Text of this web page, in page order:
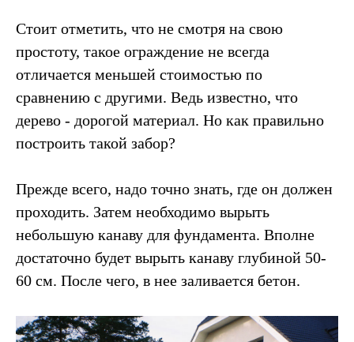
Стоит отметить, что не смотря на свою
простоту, такое ограждение не всегда
отличается меньшей стоимостью по
сравнению с другими. Ведь известно, что
дерево - дорогой материал. Но как правильно
построить такой забор?
Прежде всего, надо точно знать, где он должен
проходить. Затем необходимо вырыть
небольшую канаву для фундамента. Вполне
достаточно будет вырыть канаву глубиной 50-
60 см. После чего, в нее заливается бетон.